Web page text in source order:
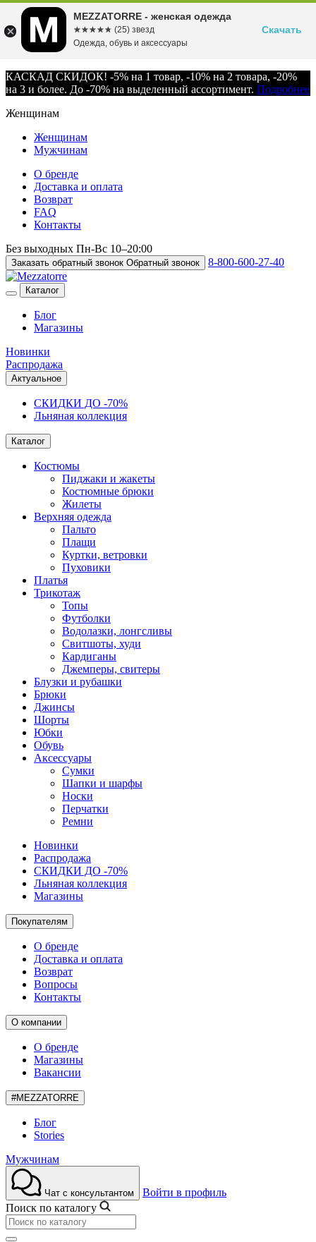
КАСКАД СКИДОК! -5% на 1 товар, -10% на 2 товара, -20%
на 3 и более. До -70% на выделенный ассортимент. Подробнее
Женщинам
Женщинам
Мужчинам
О бренде
Доставка и оплата
Возврат
FAQ
Контакты
Без выходных Пн-Вс 10–20:00
Заказать обратный звонок Обратный звонок 8-800-600-27-40
Каталог
Блог
Магазины
Новинки
Распродажа
Актуальное
СКИДКИ ДО -70%
Льняная коллекция
Каталог
Костюмы
Пиджаки и жакеты
Костюмные брюки
Жилеты
Верхняя одежда
Пальто
Плащи
Куртки, ветровки
Пуховики
Платья
Трикотаж
Топы
Футболки
Водолазки, лонгсливы
Свитшоты, худи
Кардиганы
Джемперы, свитеры
Блузки и рубашки
Брюки
Джинсы
Шорты
Юбки
Обувь
Аксессуары
Сумки
Шапки и шарфы
Носки
Перчатки
Ремни
Новинки
Распродажа
СКИДКИ ДО -70%
Льняная коллекция
Магазины
Покупателям
О бренде
Доставка и оплата
Возврат
Вопросы
Контакты
О компании
О бренде
Магазины
Вакансии
#MEZZATORRE
Блог
Stories
Мужчинам
Чат с консультантом
Войти в профиль
Поиск по каталогу
MEZZATORRE - женская одежда
☆☆☆☆☆
★★★★★ (25) звезд
Одежда, обувь и аксессуары
Скачать